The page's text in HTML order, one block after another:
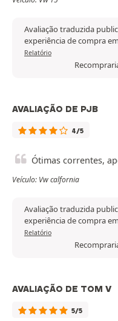
Avaliação traduzida
experiência de compra
Relatório
AVALIAÇÃO DE PJB
4/5
Ótimas correntes,
Veículo: Vw calfornia
Avaliação traduzida
experiência de compra
Relatório
AVALIAÇÃO DE TOM V
5/5